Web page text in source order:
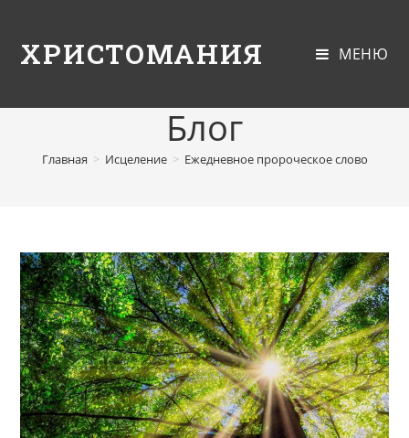
ХРИСТОМАНИЯ МЕНЮ
Блог
Главная > Исцеление > Ежедневное пророческое слово